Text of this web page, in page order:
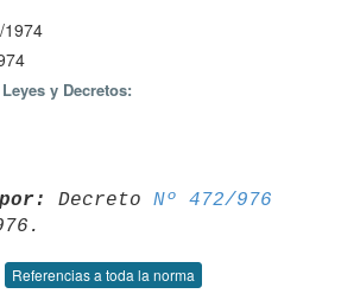
1974
y Decretos:
Decreto Nº 472/976
Referencias a toda la norma